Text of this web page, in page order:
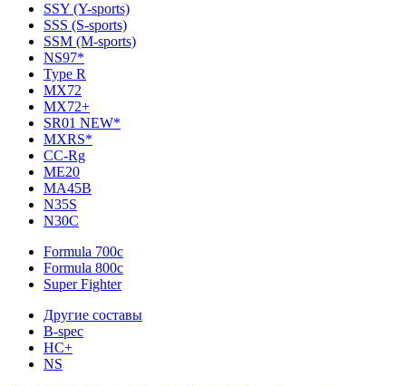
SSY (Y-sports)
SSS (S-sports)
SSM (M-sports)
NS97*
Type R
MX72
MX72+
SR01 NEW*
MXRS*
CC-Rg
ME20
MA45B
N35S
N30C
Formula 700c
Formula 800c
Super Fighter
Другие составы
B-spec
HC+
NS